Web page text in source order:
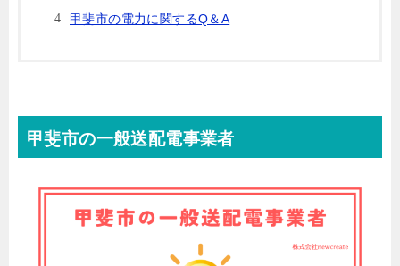
甲斐市の電力に関するQ＆A
甲斐市の一般送配電事業者